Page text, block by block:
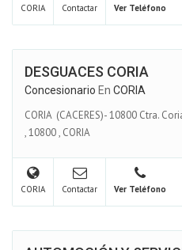
CORIA Contactar Ver Teléfono
DESGUACES CORIA
Concesionario En CORIA
CORIA (CACERES)- 10800 Ctra.
,10800, CORIA
CORIA Contactar Ver Teléfono